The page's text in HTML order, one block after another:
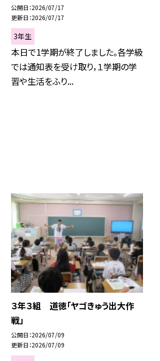
公開日 2026/07/17
更新日 2026/07/17
3年生
本日で1学期が終了しました。各学級
では通知表を受け取り，１学期の学
習や生活をふり...
３年３組 道徳「ヤゴきゅう出大作
戦」
公開日 2026/07/09
更新日 2026/07/09